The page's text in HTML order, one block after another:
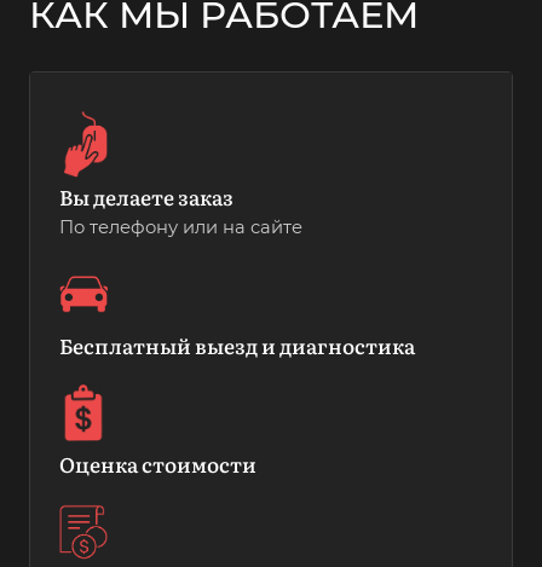
КАК МЫ РАБОТАЕМ
Вы делаете заказ
По телефону или на сайте
Бесплатный выезд и диагностика
Оценка стоимости